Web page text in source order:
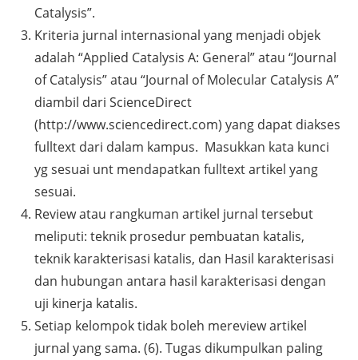
Catalysis”.
Kriteria jurnal internasional yang menjadi objek
adalah “Applied Catalysis A: General” atau “Journal
of Catalysis” atau “Journal of Molecular Catalysis A”
diambil dari ScienceDirect
(http://www.sciencedirect.com) yang dapat diakses
fulltext dari dalam kampus. Masukkan kata kunci
yg sesuai unt mendapatkan fulltext artikel yang
sesuai.
Review atau rangkuman artikel jurnal tersebut
meliputi: teknik prosedur pembuatan katalis,
teknik karakterisasi katalis, dan Hasil karakterisasi
dan hubungan antara hasil karakterisasi dengan
uji kinerja katalis.
Setiap kelompok tidak boleh mereview artikel
jurnal yang sama. (6). Tugas dikumpulkan paling